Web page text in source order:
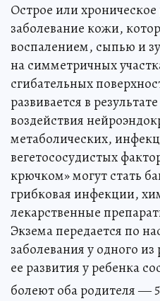
Острое или
заболевание кожи,
воспалением, сыпью и
на симметричных
сгибательных
развивается в
воздействия
метаболических,
вегетососудистых
крючком» могут стать
грибковая инфекции,
лекарственные
Экзема передается по
заболевания у одного
ее развития у ребенка
болеют оба родителя ―